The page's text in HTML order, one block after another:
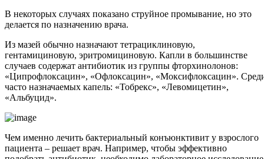
В некоторых случаях показано струйное промывание, но это
делается по назначению врача.
Из мазей обычно назначают тетрациклиновую,
гентамициновую, эритромициновую. Капли в большинстве
случаев содержат антибиотик из группы фторхинолонов:
«Ципрофлоксацин», «Офлоксацин», «Моксифлоксацин».
часто назначаемых капель: «Тобрекс», «Левомицетин»,
«Альбуцид».
Чем именно лечить бактериальный конъюнктивит у взрослого
пациента – решает врач. Например, чтобы эффективно